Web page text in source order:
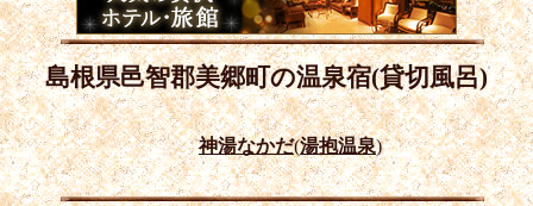
島根県邑智郡美郷町の温泉宿(貸切風呂)
神湯なかだ(湯抱温泉)